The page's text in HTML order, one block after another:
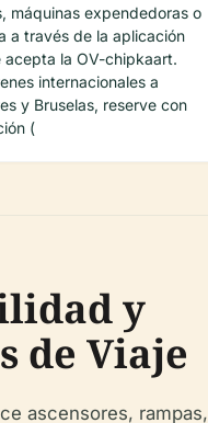
máquinas expendedoras o
a través de la aplicación
acepta la OV-chipkaart.
internacionales a
y Bruselas, reserve con
(
y
de Viaje
ascensores, rampas,